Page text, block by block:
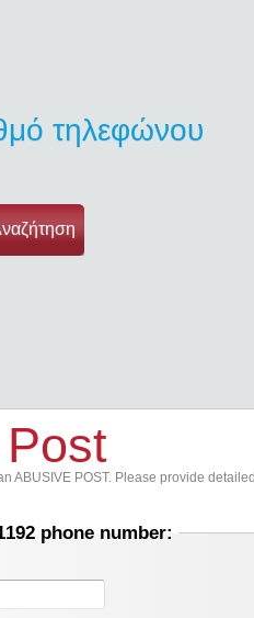
τηλεφώνου
ABUSIVE POST. Please provide
phone number: